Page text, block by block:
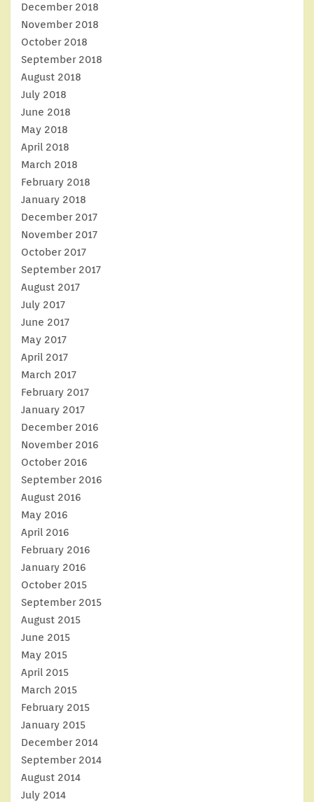
December 2018
November 2018
October 2018
September 2018
August 2018
July 2018
June 2018
May 2018
April 2018
March 2018
February 2018
January 2018
December 2017
November 2017
October 2017
September 2017
August 2017
July 2017
June 2017
May 2017
April 2017
March 2017
February 2017
January 2017
December 2016
November 2016
October 2016
September 2016
August 2016
May 2016
April 2016
February 2016
January 2016
October 2015
September 2015
August 2015
June 2015
May 2015
April 2015
March 2015
February 2015
January 2015
December 2014
September 2014
August 2014
July 2014